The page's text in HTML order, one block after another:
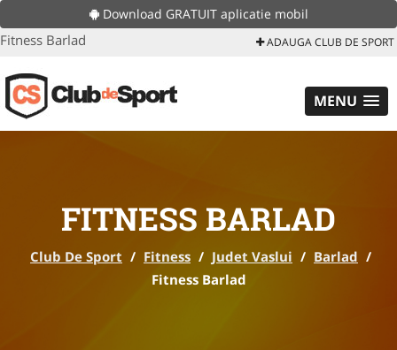
Download GRATUIT aplicatie mobil
Fitness Barlad ADAUGA CLUB DE SPORT
MENU
FITNESS BARLAD
Club De Sport / Fitness / Judet Vaslui / Barlad /
Fitness Barlad